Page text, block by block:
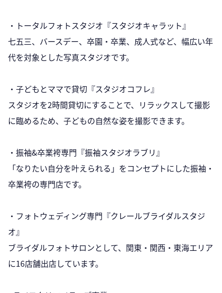
・トータルフォトスタジオ『スタジオキャラット』
七五三、バースデー、卒園・卒業、成人式など、幅広い年
代を対象とした写真スタジオです。
・子どもとママで貸切『スタジオコフレ』
スタジオを2時間貸切にすることで、リラックスして撮影
に臨めるため、子どもの自然な姿を撮影できます。
・振袖&卒業袴専門『振袖スタジオラブリ』
「なりたい自分を叶えられる」をコンセプトにした振袖・
卒業袴の専門店です。
・フォトウェディング専門『クレールブライダルスタジ
オ』
ブライダルフォトサロンとして、関東・関西・東海エリア
に16店舗出店しています。